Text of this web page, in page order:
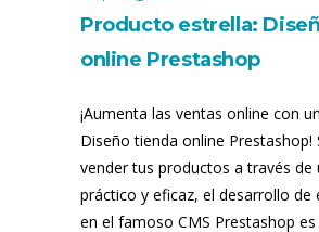
Producto estrella:
online Prestashop
¡Aumenta las ventas online con
Diseño tienda online Prestashop!
vender tus productos a través de
práctico y eficaz, el desarrollo de
en el famoso CMS Prestashop es